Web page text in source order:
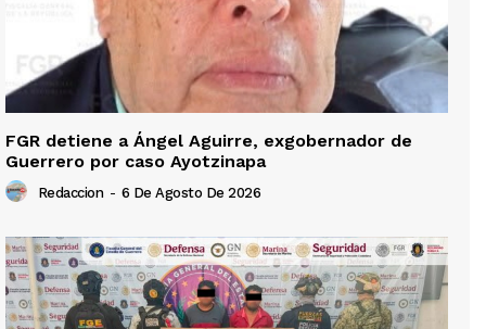
FGR detiene a Ángel Aguirre, exgobernador de
Guerrero por caso Ayotzinapa
Redaccion - 6 De Agosto De 2026